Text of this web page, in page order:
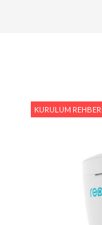
#Reolink
#Reolink
Önlemenin
#Reolink NVR
KURULUM